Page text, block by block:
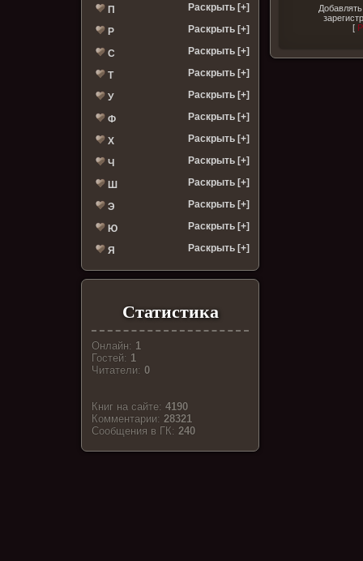
П Раскрыть [+]
Р Раскрыть [+]
С Раскрыть [+]
Т Раскрыть [+]
У Раскрыть [+]
Ф Раскрыть [+]
Х Раскрыть [+]
Ч Раскрыть [+]
Ш Раскрыть [+]
Э Раскрыть [+]
Ю Раскрыть [+]
Я Раскрыть [+]
Статистика
Онлайн: 1
Гостей: 1
Читатели:0
Книг на сайте:4190
Комментарии:28321
Cообщения в ГК:240
[